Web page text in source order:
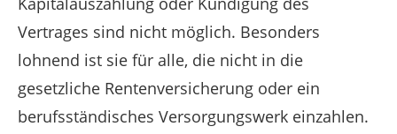
Vertrages sind nicht möglich. Besonders
lohnend ist sie für alle, die nicht in die
gesetzliche Rentenversicherung oder ein
berufsständisches Versorgungswerk einzahlen.